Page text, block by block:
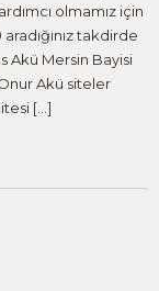
olmamız için
takdirde
Akü Mersin Bayisi
Akü siteler
[…]